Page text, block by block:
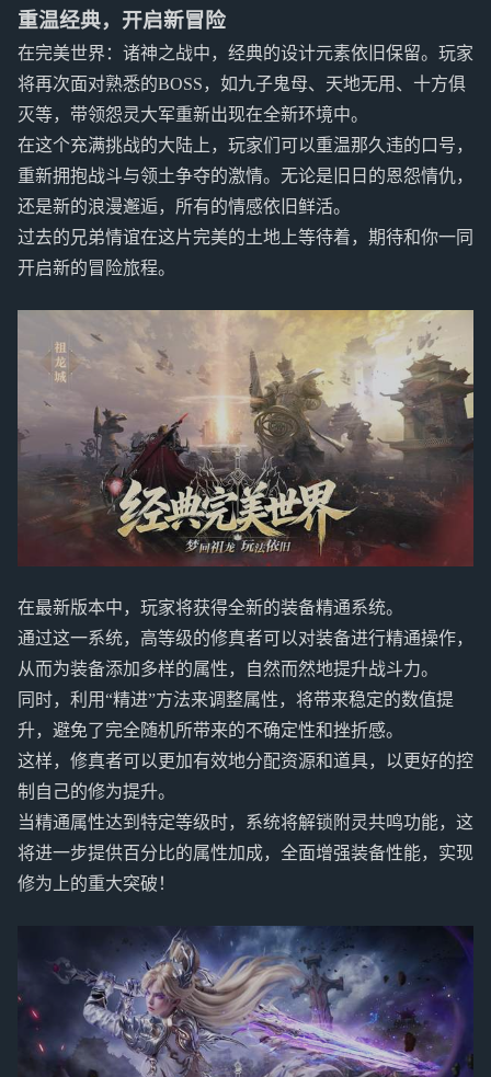
重温经典，开启新冒险
在完美世界：诸神之战中，经典的设计元素依旧保留。玩家
将再次面对熟悉的BOSS，如九子鬼母、天地无用、十方俱
灭等，带领怨灵大军重新出现在全新环境中。
在这个充满挑战的大陆上，玩家们可以重温那久违的口号，
重新拥抱战斗与领土争夺的激情。无论是旧日的恩怨情仇，
还是新的浪漫邂逅，所有的情感依旧鲜活。
过去的兄弟情谊在这片完美的土地上等待着，期待和你一同
开启新的冒险旅程。
在最新版本中，玩家将获得全新的装备精通系统。
通过这一系统，高等级的修真者可以对装备进行精通操作，
从而为装备添加多样的属性，自然而然地提升战斗力。
同时，利用“精进”方法来调整属性，将带来稳定的数值提
升，避免了完全随机所带来的不确定性和挫折感。
这样，修真者可以更加有效地分配资源和道具，以更好的控
制自己的修为提升。
当精通属性达到特定等级时，系统将解锁附灵共鸣功能，这
将进一步提供百分比的属性加成，全面增强装备性能，实现
修为上的重大突破！